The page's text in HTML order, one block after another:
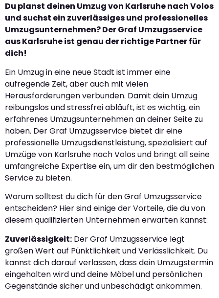
Du planst deinen Umzug von Karlsruhe nach Volos
und suchst ein zuverlässiges und professionelles
Umzugsunternehmen? Der Graf Umzugsservice
aus Karlsruhe ist genau der richtige Partner für
dich!
Ein Umzug in eine neue Stadt ist immer eine
aufregende Zeit, aber auch mit vielen
Herausforderungen verbunden. Damit dein Umzug
reibungslos und stressfrei abläuft, ist es wichtig, ein
erfahrenes Umzugsunternehmen an deiner Seite zu
haben. Der Graf Umzugsservice bietet dir eine
professionelle Umzugsdienstleistung, spezialisiert auf
Umzüge von Karlsruhe nach Volos und bringt all seine
umfangreiche Expertise ein, um dir den bestmöglichen
Service zu bieten.
Warum solltest du dich für den Graf Umzugsservice
entscheiden? Hier sind einige der Vorteile, die du von
diesem qualifizierten Unternehmen erwarten kannst:
Zuverlässigkeit: Der Graf Umzugsservice legt
großen Wert auf Pünktlichkeit und Verlässlichkeit. Du
kannst dich darauf verlassen, dass dein Umzugstermin
eingehalten wird und deine Möbel und persönlichen
Gegenstände sicher und unbeschädigt ankommen.